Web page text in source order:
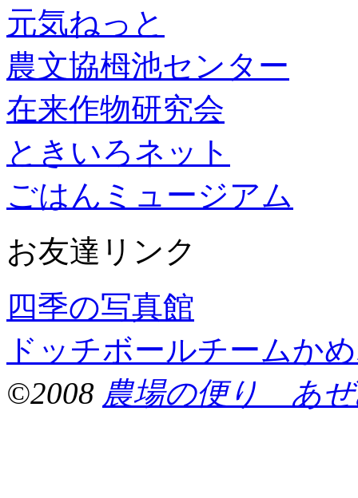
元気ねっと
農文協栂池センター
在来作物研究会
ときいろネット
ごはんミュージアム
お友達リンク
四季の写真館
ドッチボールチームか
©2008 農場の便り あぜ